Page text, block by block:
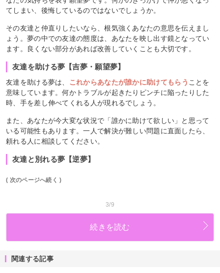
てしまい、後悔しているのではないでしょうか。
その友達と仲直りしたいなら、根気強くあなたの意思を伝えまし
ょう。夢の中での友達の態度は、あなたを映し出す鏡となってい
ます。良くない部分があれば改善していくことも大切です。
友達を助ける夢【吉夢・願望夢】
友達を助ける夢は、 これからあなたが誰かに助けてもらう ことを
意味しています。何かトラブルが起きたりピンチに陥ったりした
時、手を差し伸べてくれる人が現れるでしょう。
また、あなたが今大変な状況で「誰かに助けて欲しい」と思って
いる可能性もあります。一人で解決が難しい問題に直面したら、
頼れる人に相談してください。
友達と別れる夢【逆夢】
( 次のページへ続く )
3/9
続きを読む
関連する記事